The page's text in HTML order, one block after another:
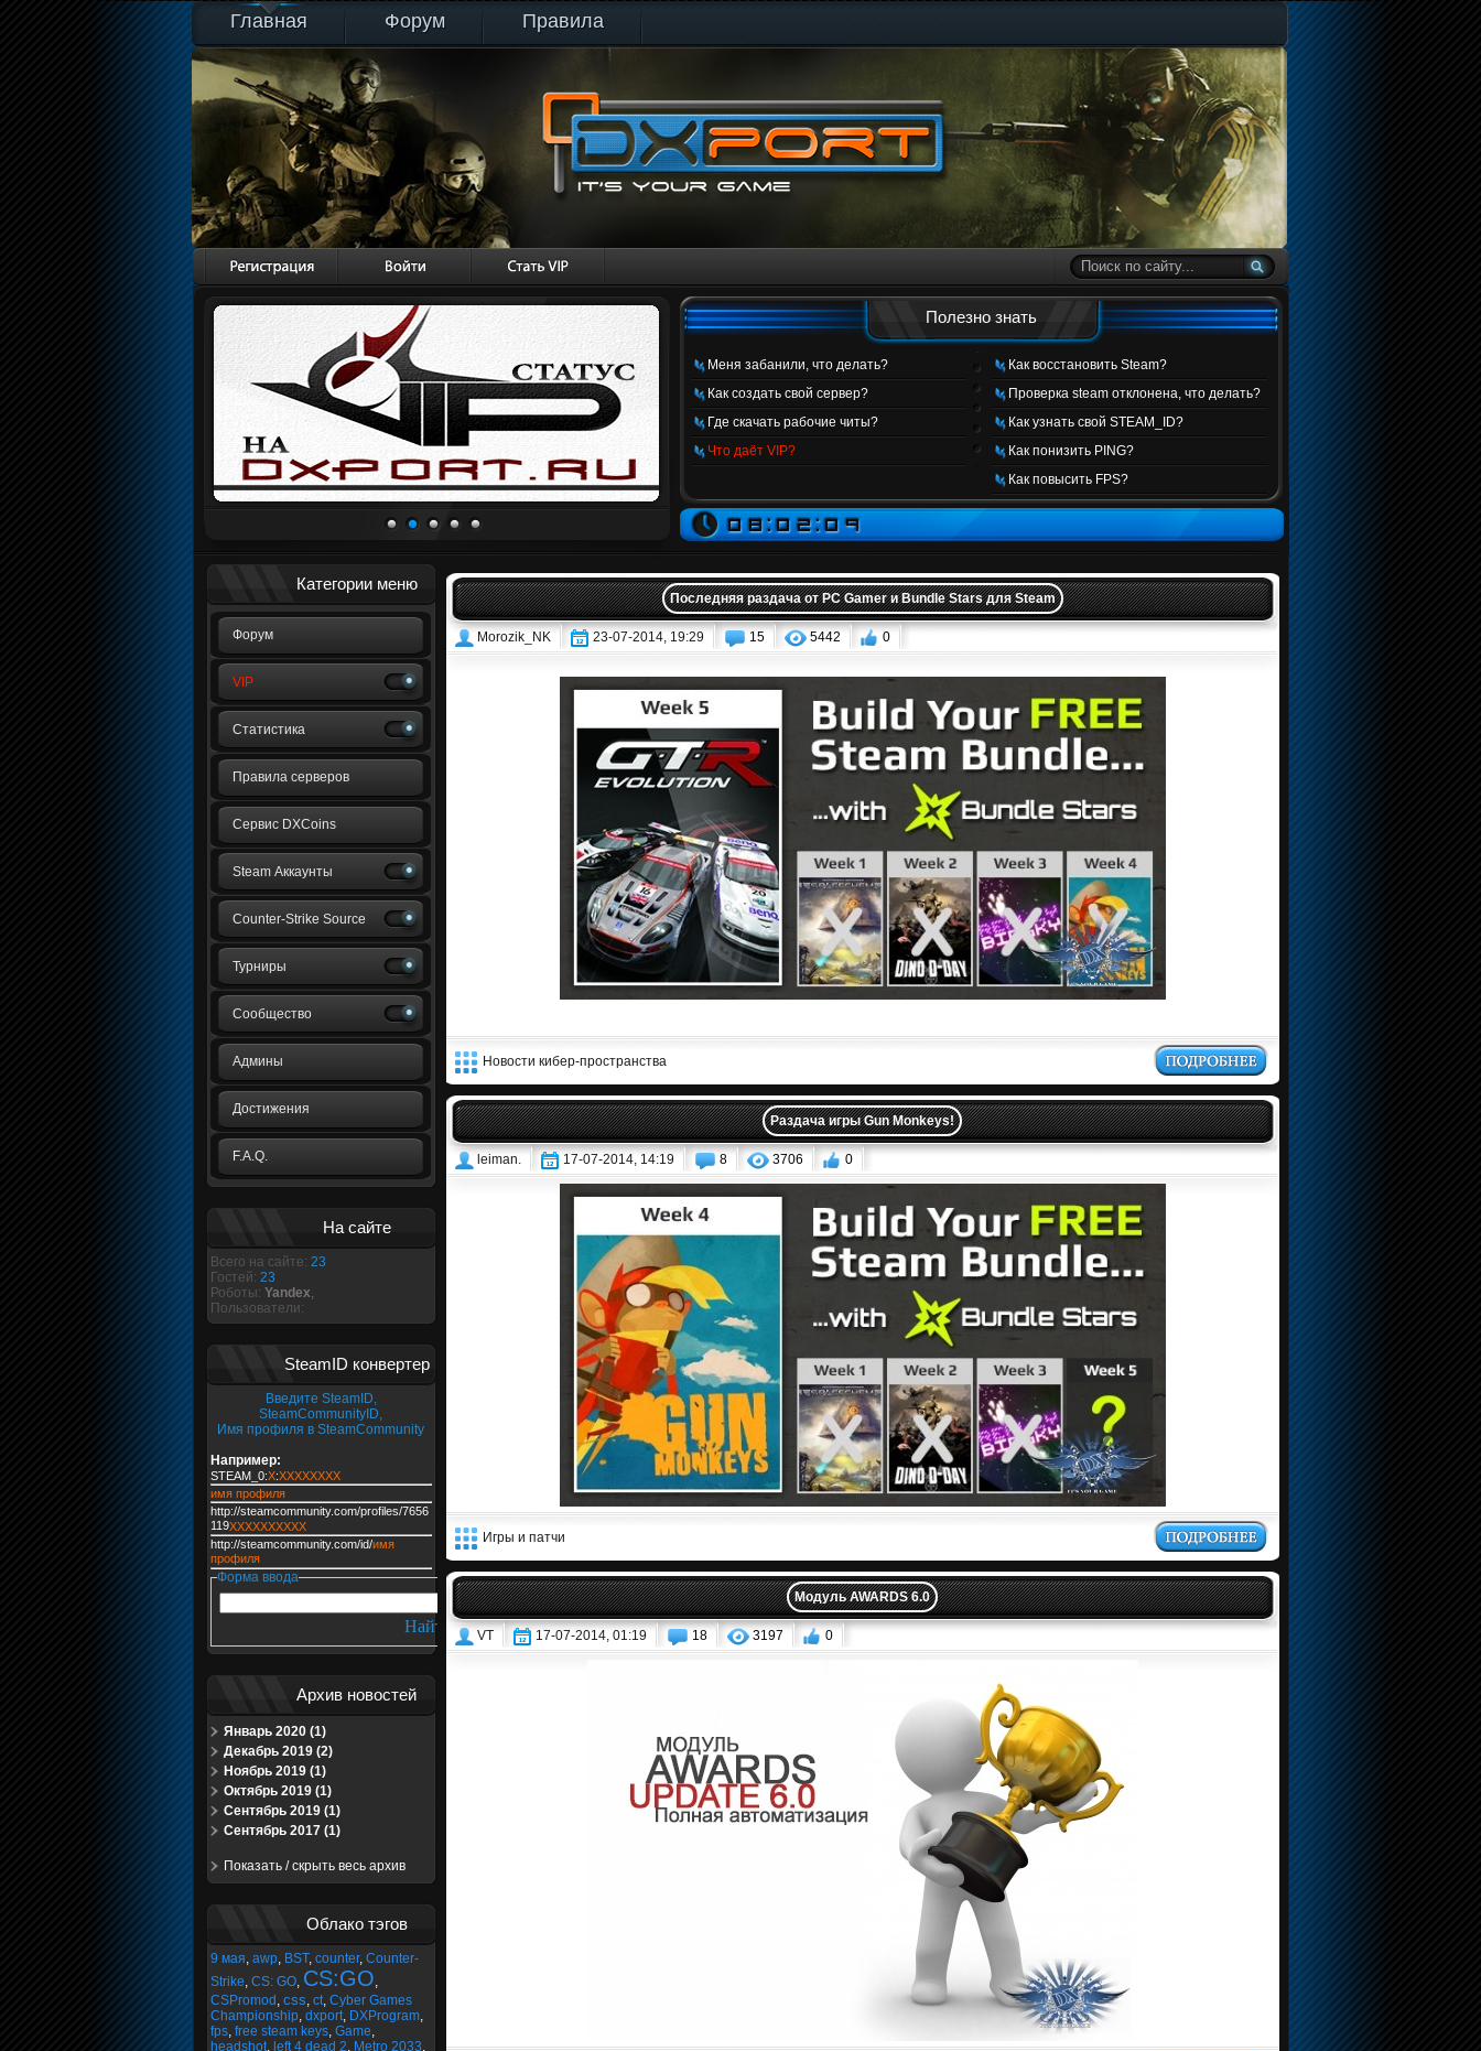
Главная Форум Правила
Полезно знать
Меня забанили, что делать?
Как создать свой сервер?
Где скачать рабочие читы?
Что даёт VIP?
Как восстановить Steam?
Проверка steam отклонена, что делать?
Как узнать свой STEAM_ID?
Как понизить PING?
Как повысить FPS?
Категории меню
Форум
VIP
Статистика
Правила серверов
Сервис DXCoins
Steam Аккаунты
Counter-Strike Source
Турниры
Сообщество
Админы
Достижения
F.A.Q.
На сайте
Всего на сайте: 23
Гостей: 23
Роботы: Yandex,
Пользователи:
SteamID конвертер
Введите SteamID,
SteamCommunityID,
Имя профиля в SteamCommunity
Например:
STEAM_0:X:XXXXXXXX
имя профиля
http://steamcommunity.com/profiles/7656
119XXXXXXXXXX
http://steamcommunity.com/id/имя
профиля
Форма ввода
Архив новостей
Январь 2020 (1)
Декабрь 2019 (2)
Ноябрь 2019 (1)
Октябрь 2019 (1)
Сентябрь 2019 (1)
Сентябрь 2017 (1)
Показать / скрыть весь архив
Облако тэгов
9 мая, awp, BST, counter, Counter-
Strike, CS: GO, CS:GO,
CSPromod , css, ct, Cyber Games
Championship, dxport, DXProgram,
fps, free steam keys, Game,
headshot, left 4 dead 2, Metro 2033,
Последняя раздача от PC Gamer и Bundle Stars для Steam
Morozik_NK 23-07-2014, 19:29 15 5442 0
Новости кибер-пространства
Раздача игры Gun Monkeys!
leiman. 17-07-2014, 14:19 8 3706 0
Игры и патчи
Модуль AWARDS 6.0
VT 17-07-2014, 01:19 18 3197 0